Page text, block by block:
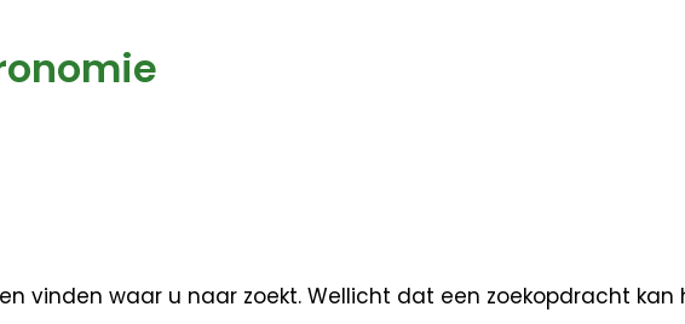
vinden waar u naar zoekt. Wellicht dat een zoekopdracht kan